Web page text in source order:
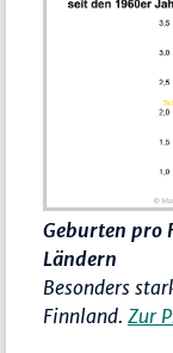
Geburten pro
Ländern
Besonders
Finnland.Zur